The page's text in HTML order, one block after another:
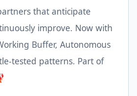
that anticipate
improve. Now with
Buffer, Autonomous
tested patterns. Part of